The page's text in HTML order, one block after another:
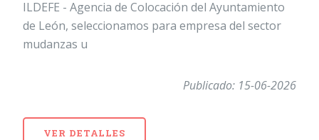
ILDEFE - Agencia de Colocación del Ayuntamiento
de León, seleccionamos para empresa del sector
mudanzas u
Publicado: 15-06-2026
VER DETALLES